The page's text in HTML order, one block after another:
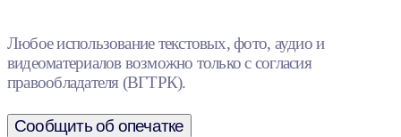
Любое использование текстовых, фото, аудио и
видеоматериалов возможно только с согласия
правообладателя (ВГТРК).
Сообщить об опечатке